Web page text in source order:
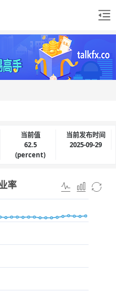
当前值
62.5
(percent)
当前发布时间
2025-09-29